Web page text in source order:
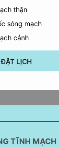
thận
sóng mạch
cảnh
ĐẶT LỊCH
TĨNH MẠCH